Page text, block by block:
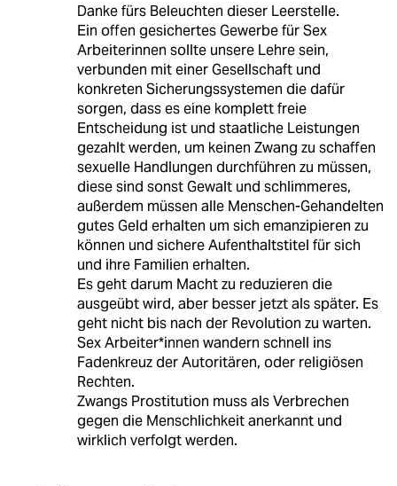
Danke fürs Beleuchten dieser Leerstelle.
Ein offen gesichertes Gewerbe für Sex
Arbeiterinnen sollte unsere Lehre sein,
verbunden mit einer Gesellschaft und
konkreten Sicherungssystemen die dafür
sorgen, dass es eine komplett freie
Entscheidung ist und staatliche Leistungen
gezahlt werden, um keinen Zwang zu schaffen
sexuelle Handlungen durchführen zu müssen,
diese sind sonst Gewalt und schlimmeres,
außerdem müssen alle Menschen-Gehandelten
gutes Geld erhalten um sich emanzipieren zu
können und sichere Aufenthaltstitel für sich
und ihre Familien erhalten.
Es geht darum Macht zu reduzieren die
ausgeübt wird, aber besser jetzt als später. Es
geht nicht bis nach der Revolution zu warten.
Sex Arbeiter*innen wandern schnell ins
Fadenkreuz der Autoritären, oder religiösen
Rechten.
Zwangs Prostitution muss als Verbrechen
gegen die Menschlichkeit anerkannt und
wirklich verfolgt werden.